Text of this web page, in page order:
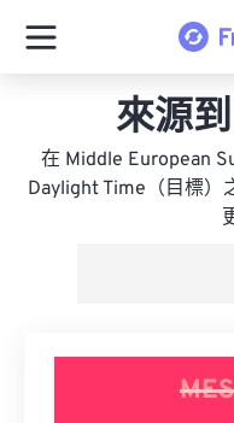
來源
在 Middle European
Daylight Time（目標）